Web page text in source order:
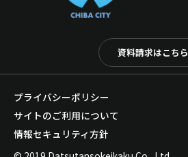
資料請求はこちら
プライバシーポリシー
サイトのご利用について
情報セキュリティ方針